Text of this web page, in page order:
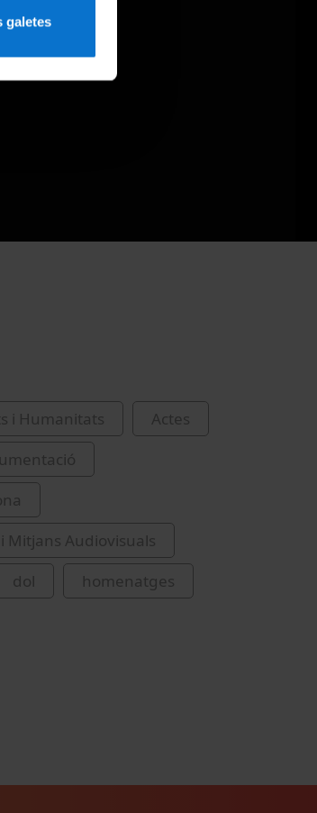
galetes
i Humanitats
Actes
Mitjans Audiovisuals
dol homenatges